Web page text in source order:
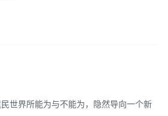
世界所能为与不能为，隐然导向一个新